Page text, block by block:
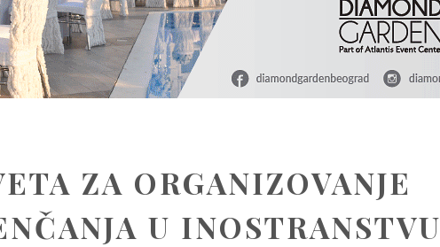
ZA ORGANIZOVANJE
U INOSTRANSTVU